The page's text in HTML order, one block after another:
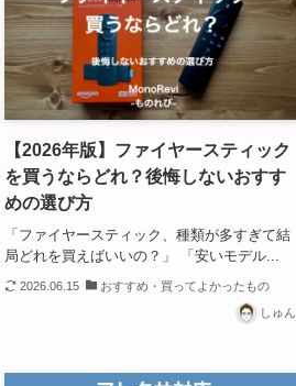
【2026年版】ファイヤースティック
を買うならどれ？後悔しないおすす
めの選び方
「ファイヤースティック、種類が多すぎて結
局どれを買えばいいの？」 「安いモデル...
2026.06.15 おすすめ・買ってよかったもの
しゅん